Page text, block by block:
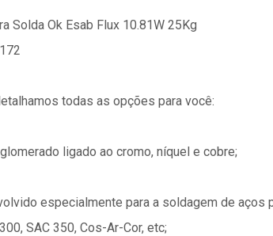
Solda Ok Esab Flux 10.81W 25Kg
todas as opções para você:
ligado ao cromo, níquel e cobre;
especialmente para a soldagem de aços
SAC 350, Cos-Ar-Cor, etc;